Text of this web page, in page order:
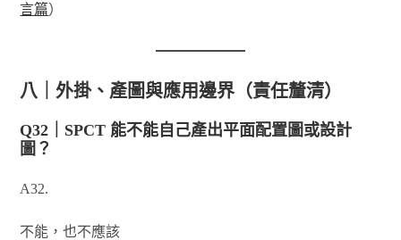
言篇）
八｜外掛、產圖與應用邊界（責任釐清）
Q32｜SPCT 能不能自己產出平面配置圖或設計
圖？
A32.
不能，也不應該